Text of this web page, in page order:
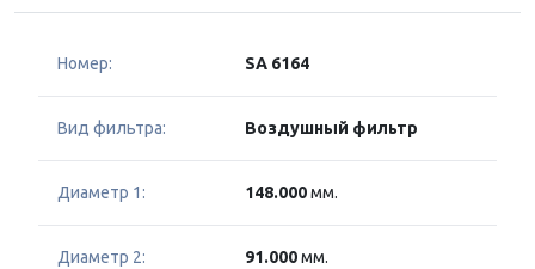
Номер: SA 6164
Вид фильтра: Воздушный фильтр
Диаметр 1: 148.000мм.
Диаметр 2: 91.000мм.